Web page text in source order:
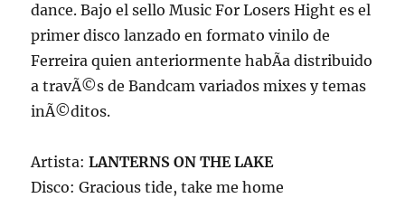
dance. Bajo el sello Music For Losers Hight es el
primer disco lanzado en formato vinilo de
Ferreira quien anteriormente habÃ­a distribuido
a travÃ©s de Bandcam variados mixes y temas
inÃ©ditos.
Artista:LANTERNS ON THE LAKE
Disco: Gracious tide, take me home